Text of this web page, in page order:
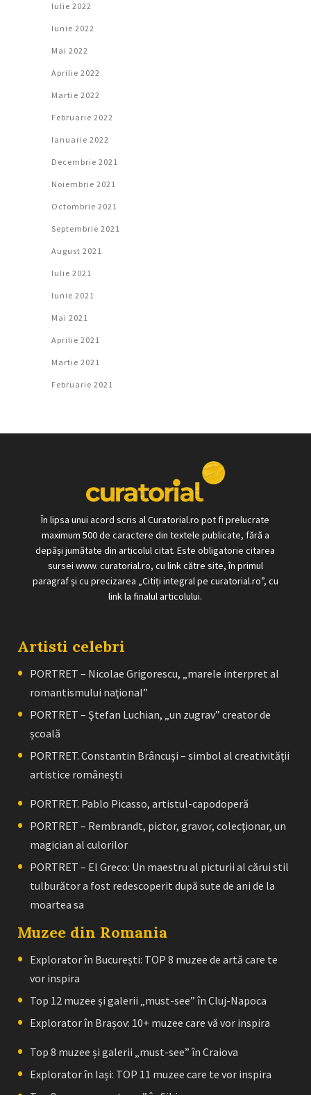
Iulie 2022
Iunie 2022
Mai 2022
Aprilie 2022
Martie 2022
Februarie 2022
Ianuarie 2022
Decembrie 2021
Noiembrie 2021
Octombrie 2021
Septembrie 2021
August 2021
Iulie 2021
Iunie 2021
Mai 2021
Aprilie 2021
Martie 2021
Februarie 2021
În lipsa unui acord scris al Curatorial.ro pot fi prelucrate
maximum 500 de caractere din textele publicate, fără a
depăși jumătate din articolul citat. Este obligatorie citarea
sursei www. curatorial.ro, cu link către site, în primul
paragraf și cu precizarea „Citiți integral pe curatorial.ro”, cu
link la finalul articolului.
Artisti celebri
PORTRET – Nicolae Grigorescu, „marele interpret al
romantismului naţional”
PORTRET – Ştefan Luchian, „un zugrav” creator de
școală
PORTRET. Constantin Brâncuşi – simbol al creativităţii
artistice româneşti
PORTRET. Pablo Picasso, artistul-capodoperă
PORTRET – Rembrandt, pictor, gravor, colecţionar, un
magician al culorilor
PORTRET – El Greco: Un maestru al picturii al cărui stil
tulburător a fost redescoperit după sute de ani de la
moartea sa
Muzee din Romania
Explorator în București: TOP 8 muzee de artă care te
vor inspira
Top 12 muzee și galerii „must-see” în Cluj-Napoca
Explorator în Brașov: 10+ muzee care vă vor inspira
Top 8 muzee și galerii „must-see” în Craiova
Explorator în Iași: TOP 11 muzee care te vor inspira